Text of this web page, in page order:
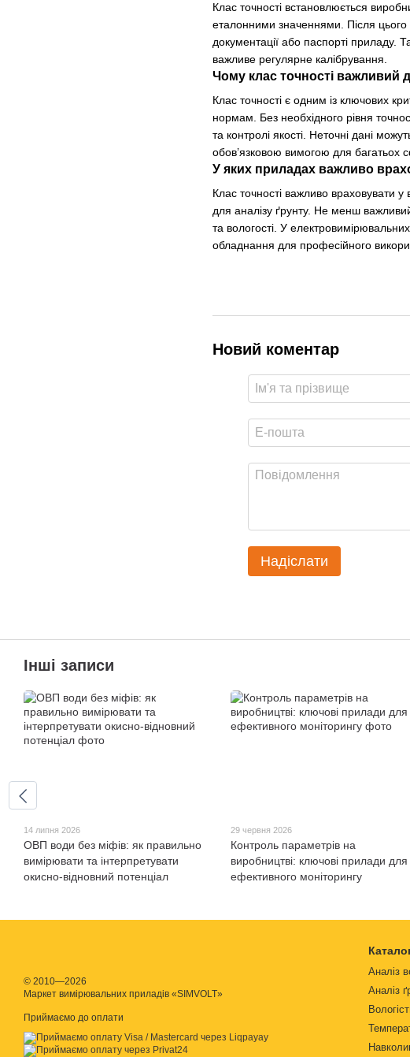
Клас точності встановлюється
еталонними значеннями. Після цього
документації або паспорті приладу.
важливе регулярне калібрування.
Чому клас точності важливий
Клас точності є одним із ключових
нормам. Без необхідного рівня
та контролі якості. Неточні дані
обов’язковою вимогою для багатьох
У яких приладах важливо
Клас точності важливо враховувати
для аналізу ґрунту. Не менш
та вологості. У
обладнання для професійного
Новий коментар
Надіслати
Інші записи
14 липня 2026
ОВП води без міфів: як правильно
вимірювати та інтерпретувати
окисно-відновний потенціал
29 червня 2026
Контроль параметрів на
виробництві: ключові прилади для
ефективного моніторингу
© 2010—2026
Маркет вимірювальних приладів «SIMVOLT»
Приймаємо до оплати
Аналіз
Аналіз